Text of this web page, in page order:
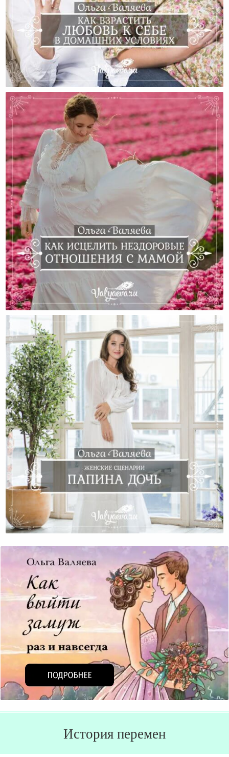
Как Взрастить Любовь К Себе В Домашних Условиях
Как Исцелить Нездоровые Отношения С Мамой
Женские Сценарии. Папина Дочь
История перемен